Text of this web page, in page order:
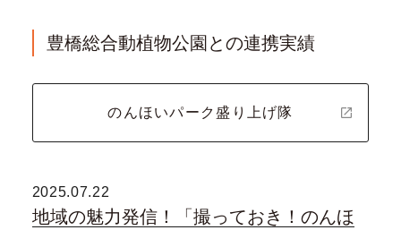
豊橋総合動植物公園との連携実績
のんほいパーク盛り上げ隊
2025.07.22
地域の魅力発信！「撮っておき！のんほ